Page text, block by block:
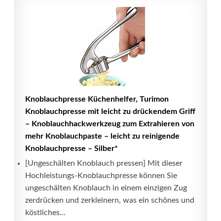
Knoblauchpresse Küchenhelfer, Turimon
Knoblauchpresse mit leicht zu drückendem Griff
– Knoblauchhackwerkzeug zum Extrahieren von
mehr Knoblauchpaste – leicht zu reinigende
Knoblauchpresse – Silber*
[Ungeschälten Knoblauch pressen] Mit dieser
Hochleistungs-Knoblauchpresse können Sie
ungeschälten Knoblauch in einem einzigen Zug
zerdrücken und zerkleinern, was ein schönes und
köstliches...